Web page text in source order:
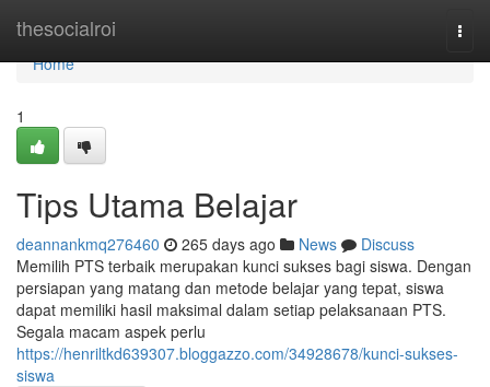
thesocialroi
Home
Home
1
Tips Utama Belajar
deannankmq276460 265 days ago News
Discuss
Memilih PTS terbaik merupakan kunci sukses bagi siswa. Dengan
persiapan yang matang dan metode belajar yang tepat, siswa
dapat memiliki hasil maksimal dalam setiap pelaksanaan PTS.
Segala macam aspek perlu
https://henriltkd639307.bloggazzo.com/34928678/kunci-sukses-
siswa